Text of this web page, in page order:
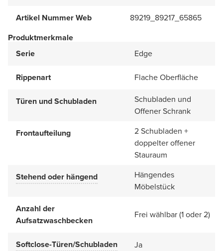
Artikel Nummer Web
89219_89217_65865
Produktmerkmale
Serie
Edge
Rippenart Flache Oberfläche
Türen und Schubladen
Schubladen und
Offener Schrank
Frontaufteilung
2 Schubladen +
doppelter offener
Stauraum
Stehend oder hängend
Hängendes
Möbelstück
Anzahl der
Aufsatzwaschbecken
Frei wählbar (1 oder 2)
Softclose-Türen/Schubladen Ja